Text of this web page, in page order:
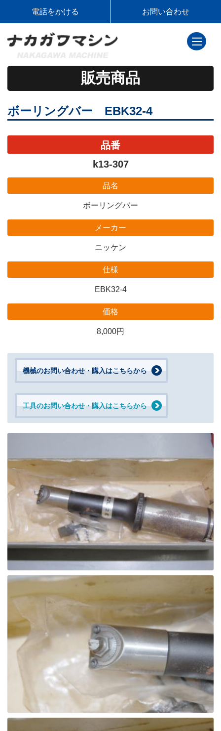
電話をかける お問い合わせ
toggle
販売商品
ボーリングバー EBK32-4
品番
k13-307
品名
ボーリングバー
メーカー
ニッケン
仕様
EBK32-4
価格
8,000円
機械のお問い合わせ・購入はこちらから
工具のお問い合わせ・購入はこちらから